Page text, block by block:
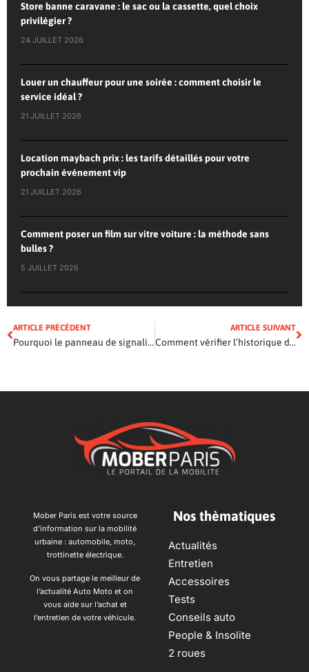
Store banne caravane : le sac ou la cassette, quel choix
privilégier ?
24 JUILLET 2026
Louer un chauffeur pour une soirée : comment choisir le
service idéal ?
21 JUILLET 2026
Location maybach prix : les tarifs détaillés pour votre
prochain événement vip
21 JUILLET 2026
Comment poser un film sur vitre voiture : la méthode sans
bulles ?
5 JUILLET 2026
ARTICLE PRÉCÉDENT
Pourquoi le panneau de signalisation est un outil indispensable pour mieux se repérer ?
ARTICLE SUIVANT
Comment vérifier l’historique d’une voiture d’occasion avant de l’acheter ?
Mober Paris est votre source
d’information sur la mobilité
urbaine : automobile, moto,
trottinette électrique.
On vous partage le meilleur de
l’actualité Auto Moto et on
vous aide sur l’achat et
l’entretien de votre véhicule.
Nos thèmatiques
Actualités
Entretien
Accessoires
Tests
Conseils auto
People & Insolite
2 roues